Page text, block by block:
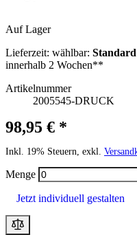
Auf Lager
Lieferzeit: wählbar: Standard
innerhalb 2 Wochen**
Artikelnummer
2005545-DRUCK
98,95 € *
Inkl. 19% Steuern, exkl.
Menge
Jetzt individuell gestalten